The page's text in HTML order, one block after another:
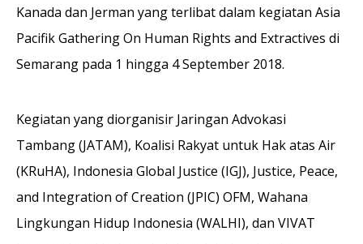
Kanada dan Jerman yang terlibat dalam kegiatan Asia
Pacifik Gathering On Human Rights and Extractives di
Semarang pada 1 hingga 4 September 2018.
Kegiatan yang diorganisir Jaringan Advokasi
Tambang (JATAM), Koalisi Rakyat untuk Hak atas Air
(KRuHA), Indonesia Global Justice (IGJ), Justice, Peace,
and Integration of Creation (JPIC) OFM, Wahana
Lingkungan Hidup Indonesia (WALHI), dan VIVAT